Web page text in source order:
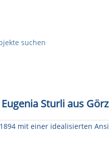
suchen
Sturli ausGörz